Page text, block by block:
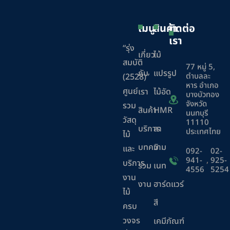
“รุ่ง
สมบัติ
(2528)”
ศูนย์
รวม
วัสดุ
ไม้
และ
บริการ
งาน
ไม้
ครบ
วงจร
เมนู
เกี่ยว
กับ
เรา
สินค้า
บริการ
บทความ
ร่วม
งาน
สินค้า
ไม้
แปรรูป
ไม้อัด
HMR
ลา
มิ
เนท
ฮาร์ดแวร์
สี
เคมีภัณฑ์
ติดต่อ
เรา
77 หมู่ 5,
ตำบลละ
หาร อำเภอ
บางบัวทอง
จังหวัด
นนทบุรี
11110
ประเทศไทย
092-
941-
4556
,
02-
925-
5254